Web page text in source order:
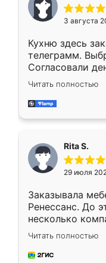
3 августа
Кухню здесь
телеграмм.
Согласовали
недели кухня
довольны
мебель за
Читать полностью
Rita S.
29 июля
Заказывала
Ренессанс. До
несколько
эту. Сначала
приехал
и снял размеры.
Читать полностью